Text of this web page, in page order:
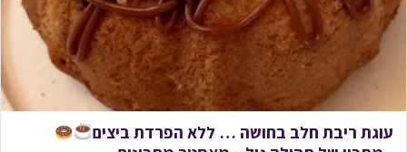
עוגת ריבת חלב בחושה … ללא הפרדת ביצים